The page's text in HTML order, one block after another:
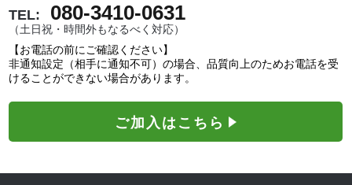
TEL: 080-3410-0631
（土日祝・時間外もなるべく対応）
【お電話の前にご確認ください】
非通知設定（相手に通知不可）の場合、品質向上のためお電話を受
けることができない場合があります。
ご加入はこちら